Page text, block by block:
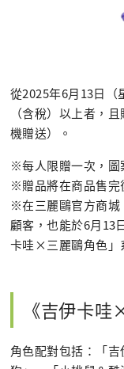
從2025年6月13日
（含稅）以上者，
機贈送）。
※每人限贈一次，圖
※贈品將在商品售完
※在三麗鷗官方商城
顧客，也能於6月13
卡哇×三麗鷗角色」
《吉伊卡
角色配對包括：「